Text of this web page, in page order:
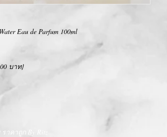
Eau de Parfum 100ml
บาท}
คาถูก By Ritz